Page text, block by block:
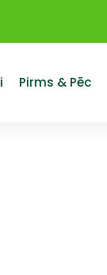
Pirms & Pēc